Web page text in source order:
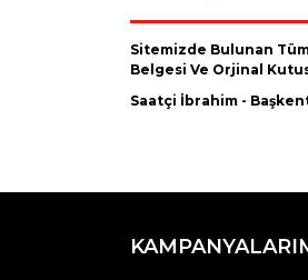
Sitemizde Bulunan
Belgesi Ve Orjinal
Saatçi İbrahim -
Görüş ve önerileriniz
Ürün resmi